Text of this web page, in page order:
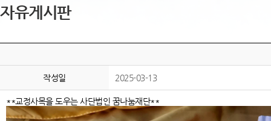
자유게시판
작성일 2025-03-13
**교정사목을 도우는 사단법인 꿈나눔재단**